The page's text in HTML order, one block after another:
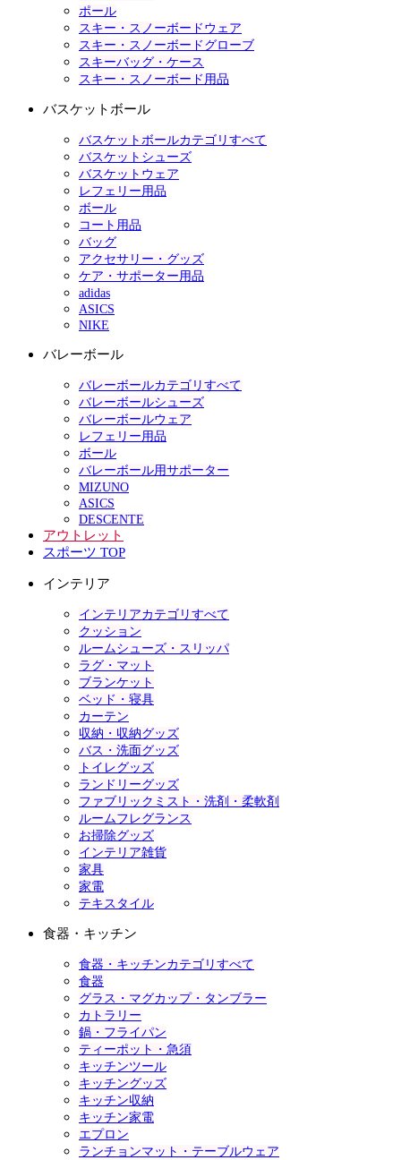
ポール
スキー・スノーボードウェア
スキー・スノーボードグローブ
スキーバッグ・ケース
スキー・スノーボード用品
バスケットボール
バスケットボールカテゴリすべて
バスケットシューズ
バスケットウェア
レフェリー用品
ボール
コート用品
バッグ
アクセサリー・グッズ
ケア・サポーター用品
adidas
ASICS
NIKE
バレーボール
バレーボールカテゴリすべて
バレーボールシューズ
バレーボールウェア
レフェリー用品
ボール
バレーボール用サポーター
MIZUNO
ASICS
DESCENTE
アウトレット
スポーツ TOP
インテリア
インテリアカテゴリすべて
クッション
ルームシューズ・スリッパ
ラグ・マット
ブランケット
ベッド・寝具
カーテン
収納・収納グッズ
バス・洗面グッズ
トイレグッズ
ランドリーグッズ
ファブリックミスト・洗剤・柔軟剤
ルームフレグランス
お掃除グッズ
インテリア雑貨
家具
家電
テキスタイル
食器・キッチン
食器・キッチンカテゴリすべて
食器
グラス・マグカップ・タンブラー
カトラリー
鍋・フライパン
ティーポット・急須
キッチンツール
キッチングッズ
キッチン収納
キッチン家電
エプロン
ランチョンマット・テーブルウェア